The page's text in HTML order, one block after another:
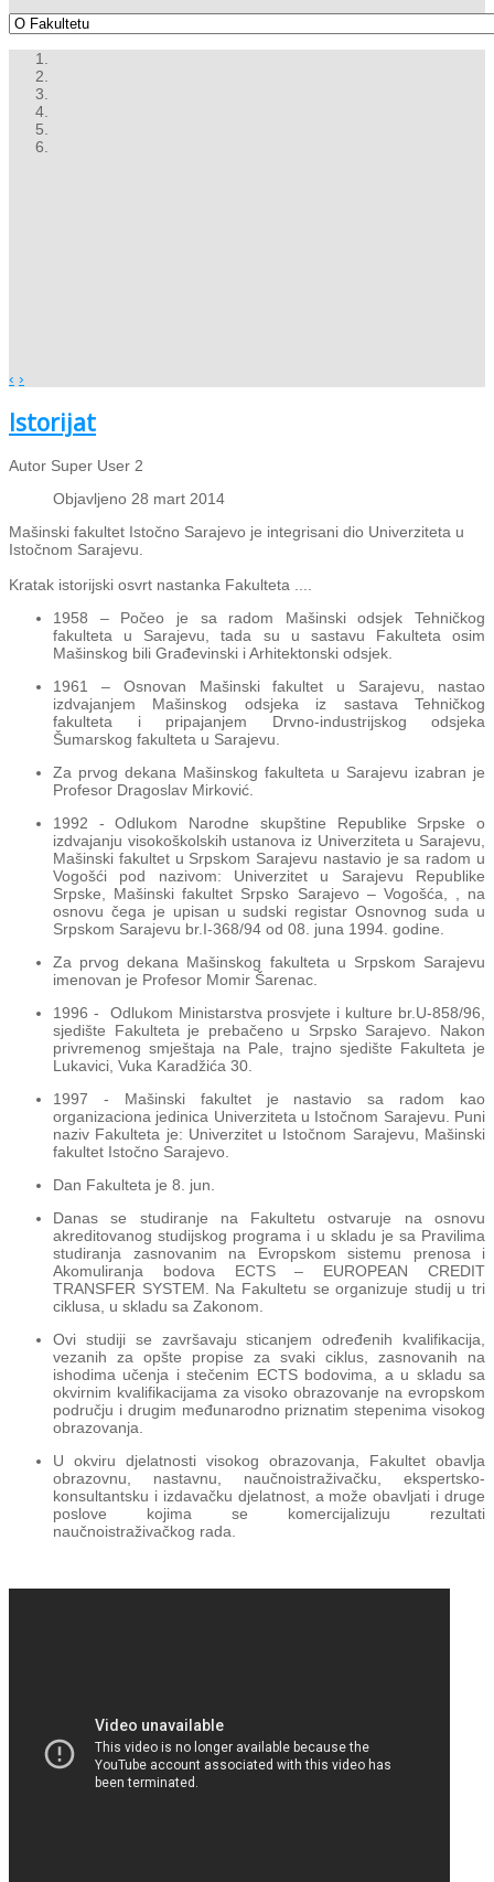
‹ ›
Istorijat
Autor Super User 2
Objavljeno 28 mart 2014
Mašinski fakultet Istočno Sarajevo je integrisani dio Univerziteta u
Istočnom Sarajevu.
Kratak istorijski osvrt nastanka Fakulteta ....
1958 – Počeo je sa radom Mašinski odsjek Tehničkog
fakulteta u Sarajevu, tada su u sastavu Fakulteta osim
Mašinskog bili Građevinski i Arhitektonski odsjek.
1961 – Osnovan Mašinski fakultet u Sarajevu, nastao
izdvajanjem Mašinskog odsjeka iz sastava Tehničkog
fakulteta i pripajanjem Drvno-industrijskog odsjeka
Šumarskog fakulteta u Sarajevu.
Za prvog dekana Mašinskog fakulteta u Sarajevu izabran je
Profesor Dragoslav Mirković.
1992 - Odlukom Narodne skupštine Republike Srpske o
izdvajanju visokoškolskih ustanova iz Univerziteta u Sarajevu,
Mašinski fakultet u Srpskom Sarajevu nastavio je sa radom u
Vogošći pod nazivom: Univerzitet u Sarajevu Republike
Srpske, Mašinski fakultet Srpsko Sarajevo – Vogošća, , na
osnovu čega je upisan u sudski registar Osnovnog suda u
Srpskom Sarajevu br.I-368/94 od 08. juna 1994. godine.
Za prvog dekana Mašinskog fakulteta u Srpskom Sarajevu
imenovan je Profesor Momir Šarenac.
1996 - Odlukom Ministarstva prosvjete i kulture br.U-858/96,
sjedište Fakulteta je prebačeno u Srpsko Sarajevo. Nakon
privremenog smještaja na Pale, trajno sjedište Fakulteta je
Lukavici, Vuka Karadžića 30.
1997 - Mašinski fakultet je nastavio sa radom kao
organizaciona jedinica Univerziteta u Istočnom Sarajevu. Puni
naziv Fakulteta je: Univerzitet u Istočnom Sarajevu, Mašinski
fakultet Istočno Sarajevo.
Dan Fakulteta je 8. jun.
Danas se studiranje na Fakultetu ostvaruje na osnovu
akreditovanog studijskog programa i u skladu je sa Pravilima
studiranja zasnovanim na Evropskom sistemu prenosa i
Akomuliranja bodova ECTS – EUROPEAN CREDIT
TRANSFER SYSTEM. Na Fakultetu se organizuje studij u tri
ciklusa, u skladu sa Zakonom.
Ovi studiji se završavaju sticanjem određenih kvalifikacija,
vezanih za opšte propise za svaki ciklus, zasnovanih na
ishodima učenja i stečenim ECTS bodovima, a u skladu sa
okvirnim kvalifikacijama za visoko obrazovanje na evropskom
području i drugim međunarodno priznatim stepenima visokog
obrazovanja.
U okviru djelatnosti visokog obrazovanja, Fakultet obavlja
obrazovnu, nastavnu, naučnoistraživačku, ekspertsko-
konsultantsku i izdavačku djelatnost, a može obavljati i druge
poslove kojima se komercijalizuju rezultati
naučnoistraživačkog rada.